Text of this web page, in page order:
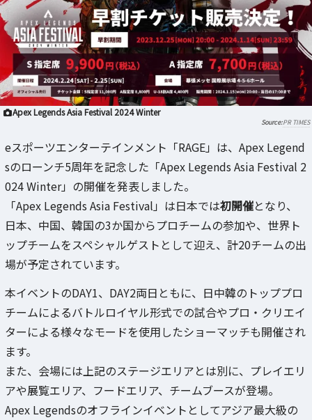
Apex Legends Asia Festival 2024 Winter
PR TIMES
eスポーツエンターテインメント「RAGE」は、Apex Legend
sのローンチ5周年を記念した「Apex Legends Asia Festival 2
024 Winter」の開催を発表しました。
「Apex Legends Asia Festival」は日本では初開催となり、
日本、中国、韓国の3か国からプロチームの参加や、世界ト
ップチームをスペシャルゲストとして迎え、計20チームの出
場が予定されています。
本イベントのDAY1、DAY2両日ともに、日中韓のトッププロ
チームによるバトルロイヤル形式での試合やプロ・クリエイ
ターによる様々なモードを使用したショーマッチも開催され
ます。
また、会場には上記のステージエリアとは別に、プレイエリ
アや展覧エリア、フードエリア、チームブースが登場。
Apex Legendsのオフラインイベントとしてアジア最大級の